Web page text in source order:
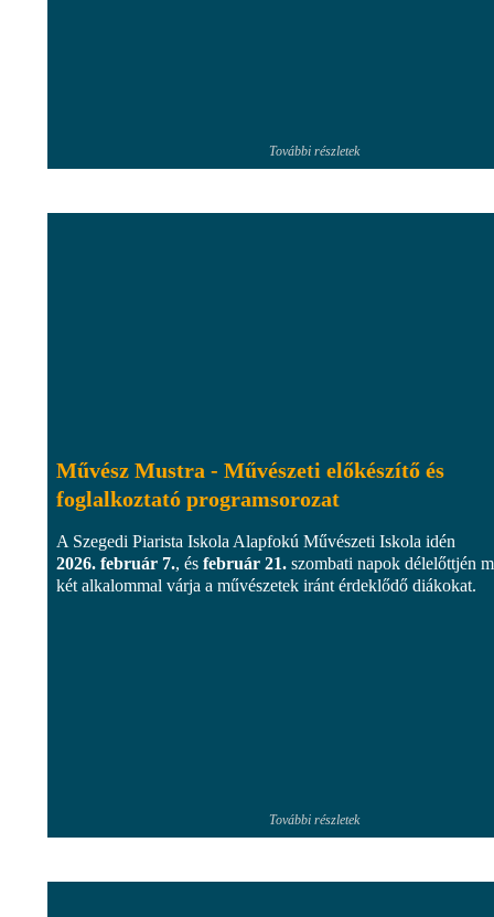
További részletek
Művész Mustra - Művészeti előkészítő és
foglalkoztató programsorozat
A Szegedi Piarista Iskola Alapfokú Művészeti Iskola idén
2026. február 7., és február 21. szombati napok délelőttjén
két alkalommal várja a művészetek iránt érdeklődő diákokat.
További részletek